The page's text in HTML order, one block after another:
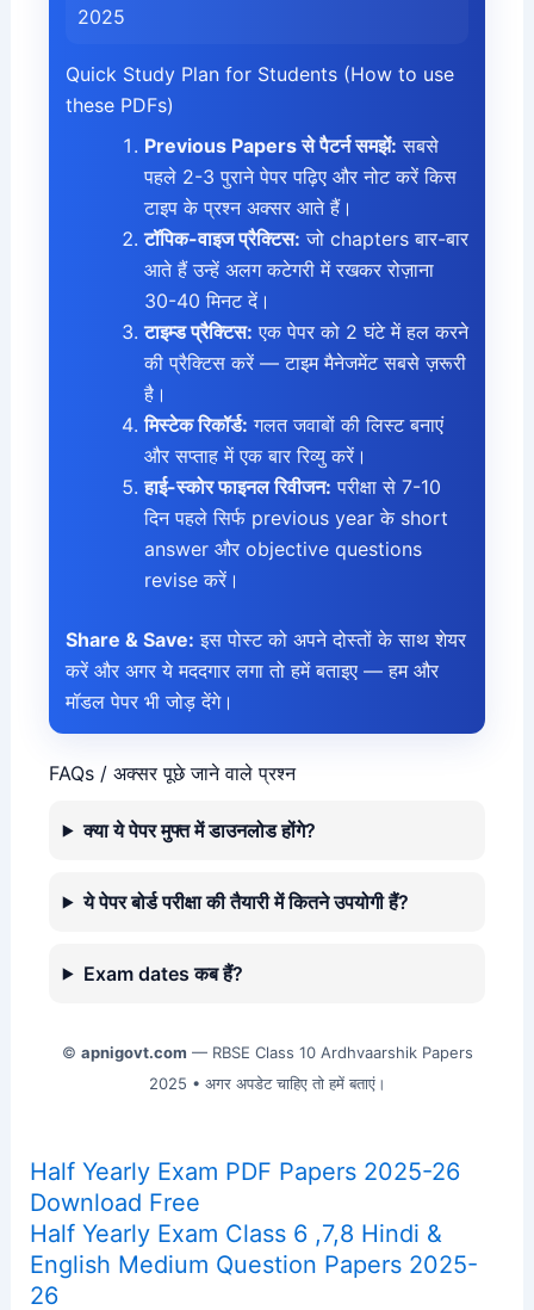
2025
Quick Study Plan for Students (How to use
these PDFs)
Previous Papers से पैटर्न समझें: सबसे
पहले 2-3 पुराने पेपर पढ़िए और नोट करें किस
टाइप के प्रश्न अक्सर आते हैं।
टॉपिक-वाइज प्रैक्टिस: जो chapters बार-बार
आते हैं उन्हें अलग कटेगरी में रखकर रोज़ाना
30-40 मिनट दें।
टाइम्ड प्रैक्टिस: एक पेपर को 2 घंटे में हल करने
की प्रैक्टिस करें — टाइम मैनेजमेंट सबसे ज़रूरी
है।
मिस्टेक रिकॉर्ड: गलत जवाबों की लिस्ट बनाएं
और सप्ताह में एक बार रिव्यु करें।
हाई-स्कोर फाइनल रिवीजन: परीक्षा से 7-10
दिन पहले सिर्फ previous year के short
answer और objective questions
revise करें।
Share & Save: इस पोस्ट को अपने दोस्तों के साथ शेयर
करें और अगर ये मददगार लगा तो हमें बताइए — हम और
मॉडल पेपर भी जोड़ देंगे।
FAQs / अक्सर पूछे जाने वाले प्रश्न
क्या ये पेपर मुफ्त में डाउनलोड होंगे?
ये पेपर बोर्ड परीक्षा की तैयारी में कितने उपयोगी हैं?
Exam dates कब हैं?
© apnigovt.com — RBSE Class 10 Ardhvaarshik Papers
2025 • अगर अपडेट चाहिए तो हमें बताएं।
Half Yearly Exam PDF Papers 2025-26
Download Free
Half Yearly Exam Class 6 ,7,8 Hindi &
English Medium Question Papers 2025-
26